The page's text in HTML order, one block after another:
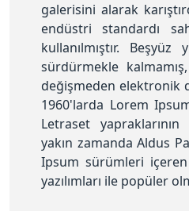
galerisini alarak
endüstri standardı
kullanılmıştır. Beşyüz
sürdürmekle
değişmeden elektronik
1960'larda Lorem
Letraset
yakın zamanda Aldus
Ipsum sürümleri içeren
yazılımları ile popüler